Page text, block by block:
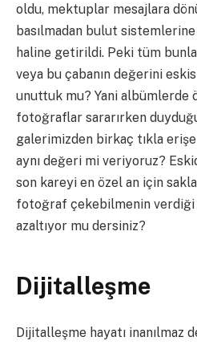
oldu, mektuplar mesajlara
basılmadan bulut
haline getirildi. Peki tüm
veya bu çabanın değerini
unuttuk mu? Yani albümlerde
fotoğraflar sararırken
galerimizden birkaç tıkla
aynı değeri mi veriyoruz?
son kareyi en özel an için
fotoğraf çekebilmenin verdiği
azaltıyor mu dersiniz?
Dijitalleşme
Dijitalleşme hayatı inanılmaz